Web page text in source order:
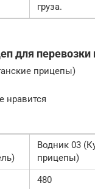
груза.
для перевозки
прицепы)
нравится
Водник 03
прицепы)
480